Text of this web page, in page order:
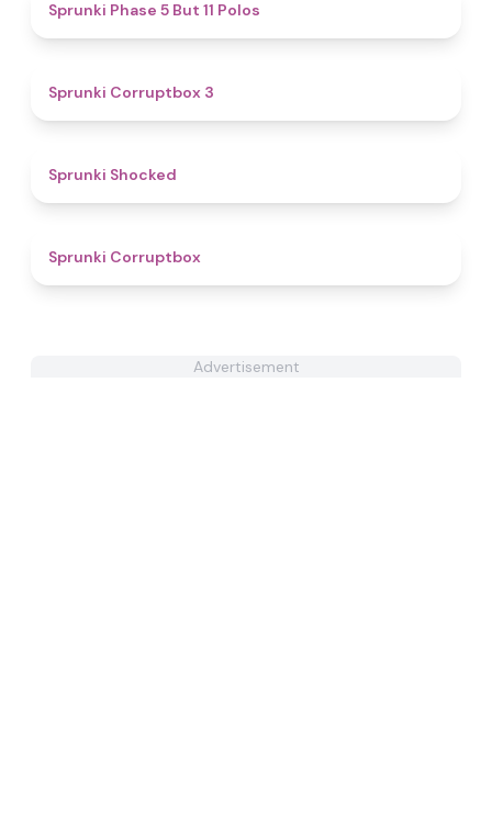
Sprunki Phase 5 But 11 Polos
Sprunki Corruptbox 3
Sprunki Shocked
Sprunki Corruptbox
Advertisement